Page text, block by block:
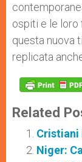
ospiti e le loro
questa nuova
replicata
Related
Cristiani
Niger: